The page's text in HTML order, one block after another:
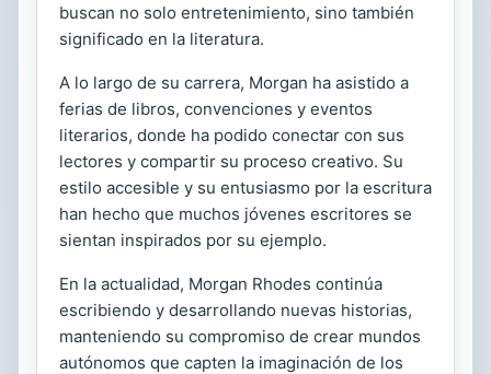
buscan no solo entretenimiento, sino también
significado en la literatura.
A lo largo de su carrera, Morgan ha asistido a
ferias de libros, convenciones y eventos
literarios, donde ha podido conectar con sus
lectores y compartir su proceso creativo. Su
estilo accesible y su entusiasmo por la escritura
han hecho que muchos jóvenes escritores se
sientan inspirados por su ejemplo.
En la actualidad, Morgan Rhodes continúa
escribiendo y desarrollando nuevas historias,
manteniendo su compromiso de crear mundos
autónomos que capten la imaginación de los